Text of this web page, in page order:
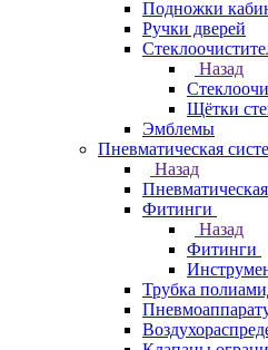
Подножки
Ручки дверей
Назад
Щётки
Эмблемы
Пневматическая
Назад
Фитинги
Назад
Фитинги
Трубка